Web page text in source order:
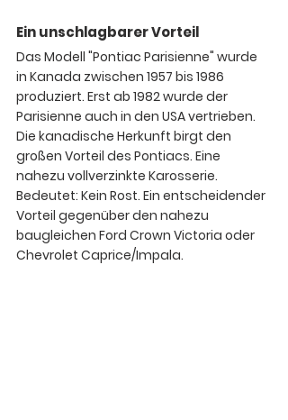
Ein unschlagbarer Vorteil
Das Modell "Pontiac Parisienne" wurde
in Kanada zwischen 1957 bis 1986
produziert. Erst ab 1982 wurde der
Parisienne auch in den USA vertrieben.
Die kanadische Herkunft birgt den
großen Vorteil des Pontiacs. Eine
nahezu vollverzinkte Karosserie.
Bedeutet: Kein Rost. Ein entscheidender
Vorteil gegenüber den nahezu
baugleichen Ford Crown Victoria oder
Chevrolet Caprice/Impala.